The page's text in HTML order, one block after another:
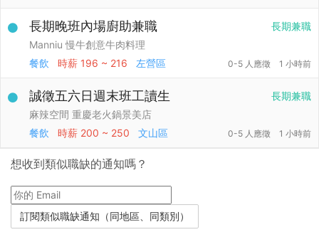
長期兼職
長期晚班內場廚助兼職
Manniu 慢牛創意牛肉料理
餐飲
時薪 196 ~ 216 左營區 0-5 人應徵 1 小時前
長期兼職
誠徵五六日週末班工讀生
麻辣空間 重慶老火鍋景美店
餐飲
時薪 200 ~ 250 文山區 0-5 人應徵 1 小時前
想收到類似職缺的通知嗎？